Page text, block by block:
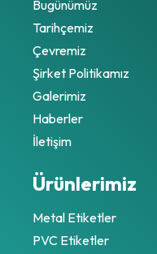
Bugünümüz
Tarihçemiz
Çevremiz
Şirket Politikamız
Galerimiz
Haberler
İletişim
Ürünlerimiz
Metal Etiketler
PVC Etiketler